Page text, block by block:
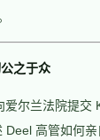
之于众
尔兰法院提交
高管如何亲